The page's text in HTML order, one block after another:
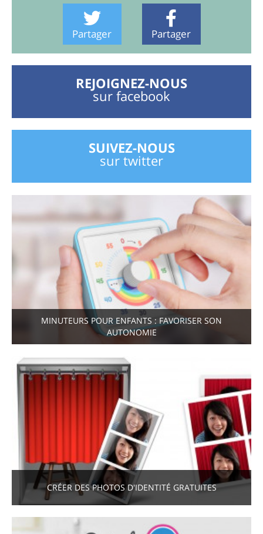
Partager Partager
REJOIGNEZ-NOUS
sur facebook
SUIVEZ-NOUS
sur twitter
MINUTEURS POUR ENFANTS : FAVORISER SON
AUTONOMIE
CRÉER DES PHOTOS D'IDENTITÉ GRATUITES